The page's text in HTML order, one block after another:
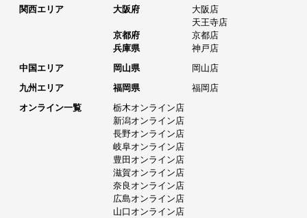
関西エリア
大阪府
大阪店
天王寺店
京都府
京都店
兵庫県
神戸店
中国エリア
岡山県
岡山店
九州エリア
福岡県
福岡店
オンライン一覧
栃木オンライン店
新潟オンライン店
長野オンライン店
岐阜オンライン店
豊田オンライン店
滋賀オンライン店
奈良オンライン店
広島オンライン店
山口オンライン店